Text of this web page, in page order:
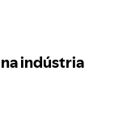
indústria